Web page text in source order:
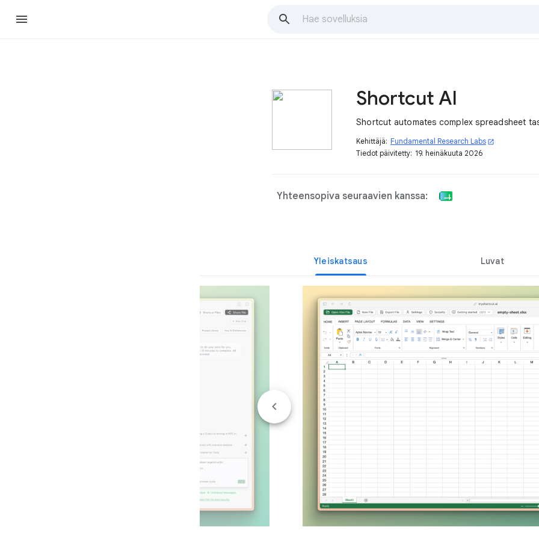
Shortcut AI
Shortcut automates complex spreadsheet
Kehittäjä: Fundamental Research Labs open_in_new
Tiedot päivitetty: 19. heinäkuuta 2026
Yhteensopiva seuraavien kanssa:
Yleiskatsaus Luvat